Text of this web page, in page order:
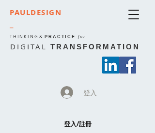
THINKING & PRACTICE for
PAULDESIGN
DIGITAL TRANSFORMATION
登入
登入/註冊